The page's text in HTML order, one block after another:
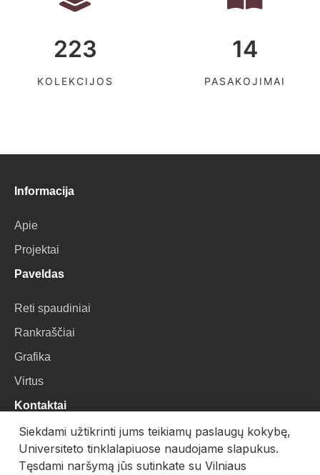
223
KOLEKCIJOS
14
PASAKOJIMAI
Informacija
Apie
Projektai
Paveldas
Reti spaudiniai
Rankraščiai
Grafika
Virtus
Kontaktai
VU Biblioteka
Universiteto g. 3, LT-01122, Vilnius
Siekdami užtikrinti jums teikiamų paslaugų kokybę,
Universiteto tinklalapiuose naudojame slapukus.
Tęsdami naršymą jūs sutinkate su Vilniaus